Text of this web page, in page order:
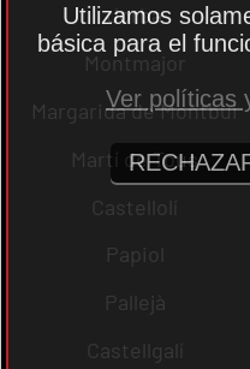
Jorba
Montmajor
Margarida de Montbui
Martí de Tous
Castellolí
Papiol
Pallejà
Castellgalí
Utilizamos
básica para el
Ver políticas